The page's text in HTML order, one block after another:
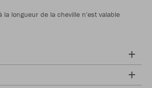
la longueur de la cheville n'est valable